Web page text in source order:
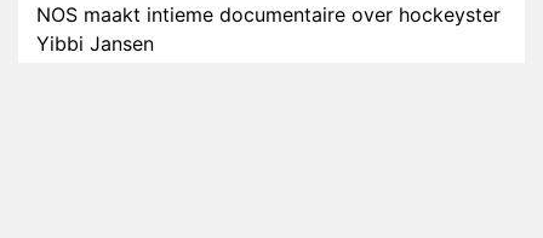
NOS maakt intieme documentaire over hockeyster
Yibbi Jansen